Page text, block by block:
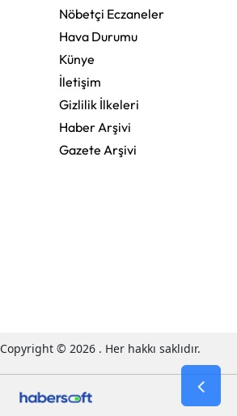
Nöbetçi Eczaneler
Hava Durumu
Künye
İletişim
Gizlilik İlkeleri
Haber Arşivi
Gazete Arşivi
Copyright © 2026 . Her hakkı saklıdır.